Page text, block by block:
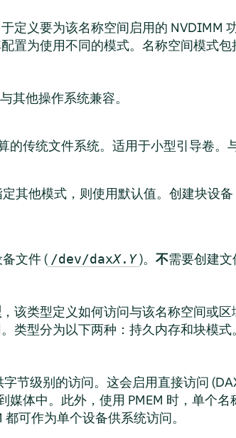
定义要为该名称空间启用的 NVDIMM
置为使用不同的模式。名称空间模式包
其他操作系统兼容。
的传统文件系统。适用于小型引导卷。
其他模式，则使用默认值。创建块设备
文件 ( /dev/daxX. Y )。 不需要创建文
，该类型定义如何访问与该名称空间或
类型分为以下两种：持久内存和块模式。
字节级别的访问。这会启用直接访问
媒体中。此外，使用 PMEM 时，单个
可作为单个设备供系统访问。